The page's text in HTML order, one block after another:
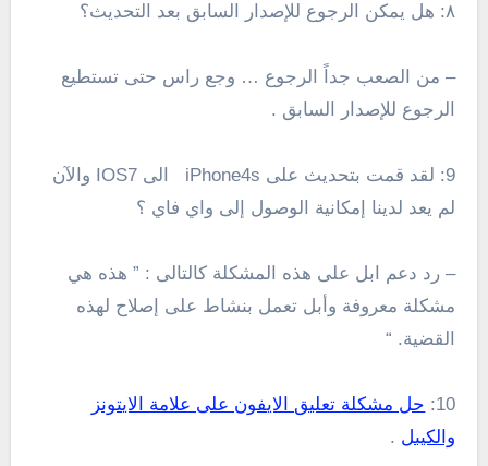
٨: هل يمكن الرجوع للإصدار السابق بعد التحديث؟
– من الصعب جداً الرجوع … وجع راس حتى تستطيع
الرجوع للإصدار السابق .
9: لقد قمت بتحديث على iPhone4s الى IOS7 والآن
لم يعد لدينا إمكانية الوصول إلى واي فاي ؟
– رد دعم ابل على هذه المشكلة كالتالى : ” هذه هي
مشكلة معروفة وأبل تعمل بنشاط على إصلاح لهذه
القضية. “
10:
حل مشكلة تعليق الايفون على علامة الايتونز
والكيبل .